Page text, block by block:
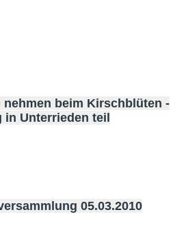
nehmen beim Kirschblüten -
in Unterrieden teil
05.03.2010